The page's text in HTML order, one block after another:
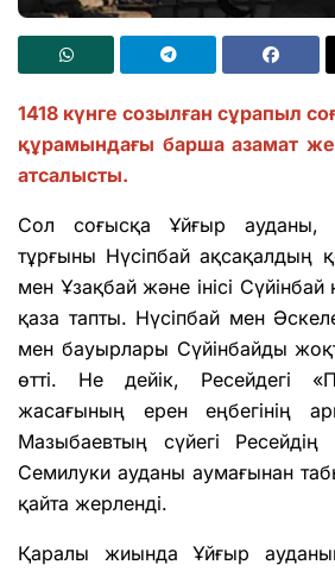
1418 күнге созылған сұрапыл
құрамындағы барша азамат
атсалысты.
Сол соғысқа Ұйғыр
тұрғыны Нүсіпбай ақсақалдың
мен Ұзақбай және інісі
қаза тапты. Нүсіпбай мен
мен бауырлары Сүйінбайды
өтті. Не дейік, Ресейдегі
жасағының ерен еңбегінің
Мазыбаевтың сүйегі
Семилуки ауданы аумағынан
қайта жерленді.
Қаралы жиында Ұйғыр